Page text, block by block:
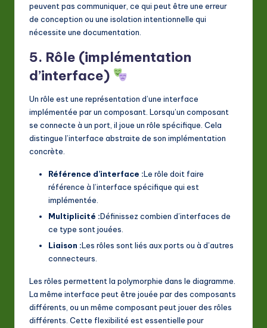
peuvent pas communiquer, ce qui peut être une erreur
de conception ou une isolation intentionnelle qui
nécessite une documentation.
5. Rôle (implémentation
d’interface)
Un rôle est une représentation d’une interface
implémentée par un composant. Lorsqu’un composant
se connecte à un port, il joue un rôle spécifique. Cela
distingue l’interface abstraite de son implémentation
concrète.
Référence d’interface :Le rôle doit faire
référence à l’interface spécifique qui est
implémentée.
Multiplicité :Définissez combien d’interfaces de
ce type sont jouées.
Liaison :Les rôles sont liés aux ports ou à d’autres
connecteurs.
Les rôles permettent la polymorphie dans le diagramme.
La même interface peut être jouée par des composants
différents, ou un même composant peut jouer des rôles
différents. Cette flexibilité est essentielle pour